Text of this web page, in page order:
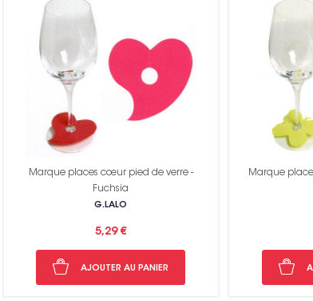
marques
Marque places cœur pied de verre -
Fuchsia
G.LALO
5,29 €
AJOUTER AU PANIER
Marque